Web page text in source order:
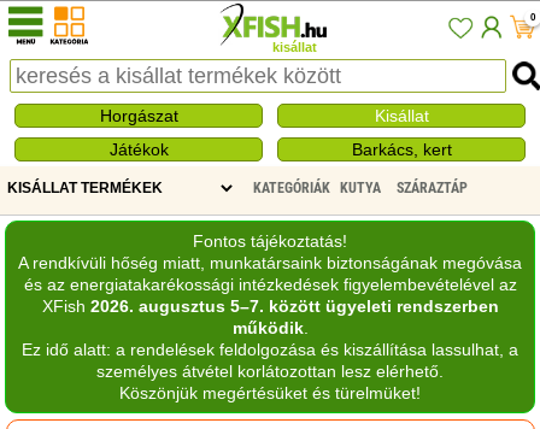
kisállat
0
Horgászat
Kisállat
Játékok
Barkács, kert
KATEGÓRIÁK KUTYA SZÁRAZTÁP
Fontos tájékoztatás!
A rendkívüli hőség miatt, munkatársaink biztonságának megóvása
és az energiatakarékossági intézkedések figyelembevételével az
XFish 2026. augusztus 5–7. között ügyeleti rendszerben
működik.
Ez idő alatt: a rendelések feldolgozása és kiszállítása lassulhat, a
személyes átvétel korlátozottan lesz elérhető.
Köszönjük megértésüket és türelmüket!